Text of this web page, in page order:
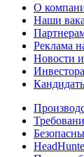
О
Наши
Реклама
Новости и